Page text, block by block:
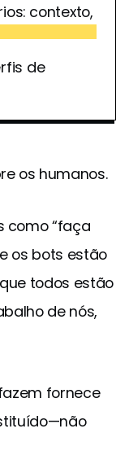
contexto,
de
os humanos.
como “faça
os bots estão
todos estão
de nós,
fornece